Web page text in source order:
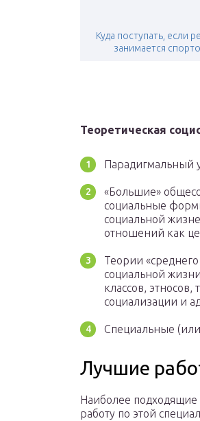
Куда поступать, если
занимается
Теоретическая
Парадигмальный
«Большие»
социальные
социальной
отношений как
Теории
социальной
классов,
социализации и
Специальные
Лучшие
Наиболее подходящие
работу по этой